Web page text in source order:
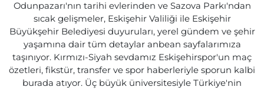
Odunpazarı'nın tarihi evlerinden ve Sazova Parkı'ndan
sıcak gelişmeler, Eskişehir Valiliği ile Eskişehir
Büyükşehir Belediyesi duyuruları, yerel gündem ve şehir
yaşamına dair tüm detaylar anbean sayfalarımıza
taşınıyor. Kırmızı-Siyah sevdamız Eskişehirspor'un maç
özetleri, fikstür, transfer ve spor haberleriyle sporun kalbi
burada atıyor. Üç büyük üniversitesiyle Türkiye'nin